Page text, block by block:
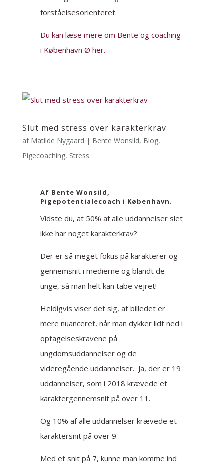
forståelsesorienteret.
Du kan læse mere om Bente og coaching
i København Ø her.
Slut med stress over karakterkrav
af Matilde Nygaard | Bente Wonsild, Blog,
Pigecoaching, Stress
Af Bente Wonsild,
Pigepotentialecoach i København.
Vidste du, at 50% af alle uddannelser slet
ikke har noget karakterkrav?
Der er så meget fokus på karakterer og
gennemsnit i medierne og blandt de
unge, så man helt kan tabe vejret!
Heldigvis viser det sig, at billedet er
mere nuanceret, når man dykker lidt ned i
optagelseskravene på
ungdomsuddannelser og de
videregående uddannelser. Ja, der er 19
uddannelser, som i 2018 krævede et
karaktergennemsnit på over 11.
Og 10% af alle uddannelser krævede et
karaktersnit på over 9.
Med et snit på 7, kunne man komme ind